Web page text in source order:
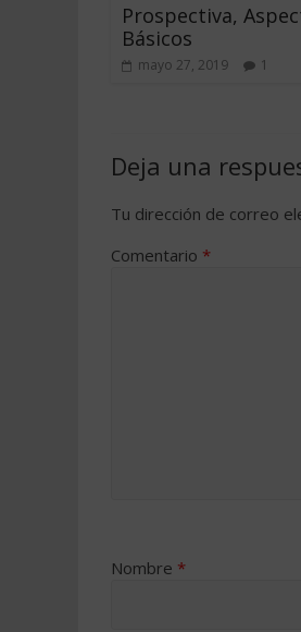
Prospectiva,
Básicos
mayo 27, 2019 1
Deja una
Tu dirección de correo
Comentario *
Nombre *